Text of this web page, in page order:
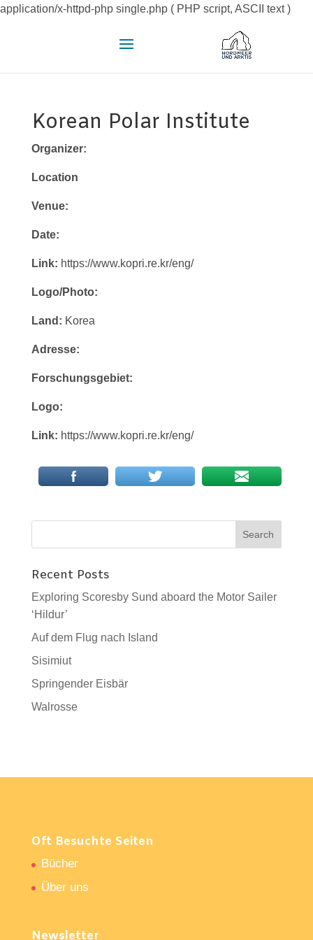
application/x-httpd-php single.php ( PHP script, ASCII text )
Korean Polar Institute
Organizer:
Location
Venue:
Date:
Link: https://www.kopri.re.kr/eng/
Logo/Photo:
Land: Korea
Adresse:
Forschungsgebiet:
Logo:
Link: https://www.kopri.re.kr/eng/
Recent Posts
Exploring Scoresby Sund aboard the Motor Sailer
‘Hildur’
Auf dem Flug nach Island
Sisimiut
Springender Eisbär
Walrosse
Oft Besuchte Seiten
Bücher
Über uns
Newsletter